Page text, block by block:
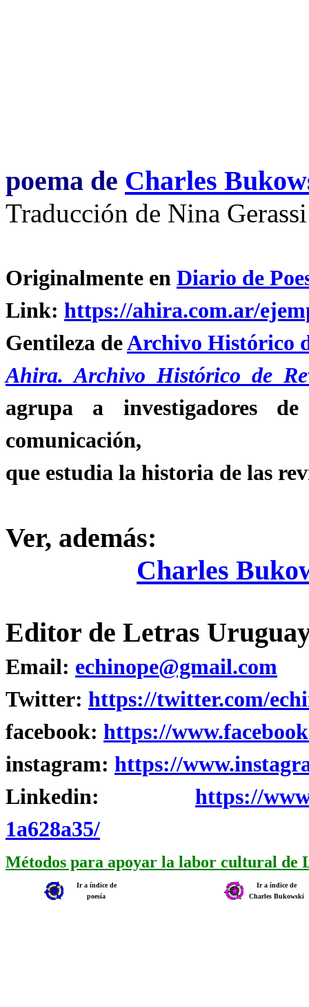
poema de Charles
Traducción de Nina
Originalmente en Diario de
Link: https://ahira.com.ar/
Gentileza deArchivo Histórico
Ahira. Archivo Histórico de
agrupa a investigadores
comunicación,
que estudia la historia de las
Ver, además:
Charles
Editor de Letras
Email: echinope@gmail.com
Twitter: https://twitter.com/
facebook: https://
instagram: https://
Linkedin: https://
1a628a35/
Métodos para apoyar la labor cultural de
Ir a índice de
poesía
Ir a índice de
Charles Bukowski